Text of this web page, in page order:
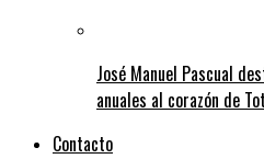
José Manuel Pascual
anuales al corazón de
Contacto